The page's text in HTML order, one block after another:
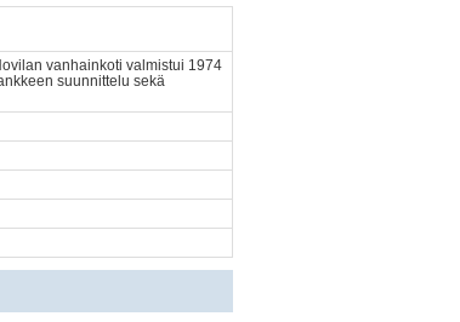
vanhainkoti valmistui 1974
suunnittelu sekä